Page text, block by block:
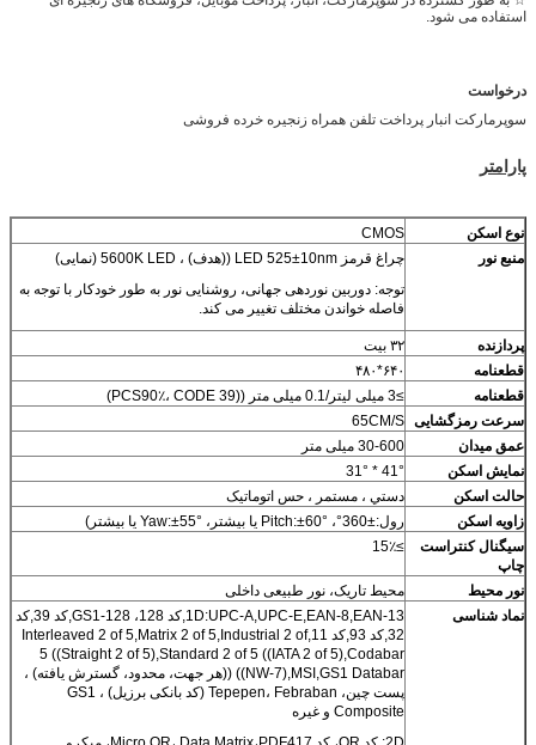
استفاده می شود.
درخواست
سوپرمارکت انبار پرداخت تلفن همراه زنجیره خرده فروشی
پارامتر
نوع اسکن
CMOS
منبع نور
چراغ قرمز LED 525±10nm ((هدف) ، 5600K LED (نمایی)
توجه: دوربین نوردهی جهانی، روشنایی نور به طور خودکار با توجه به
فاصله خواندن مختلف تغییر می کند.
پردازنده
۳۲ بیت
قطعنامه
۶۴۰*۴۸۰
قطعنامه
≥3 میلی لیتر/0.1 میلی متر ((PCS90٪، CODE 39)
سرعت رمزگشایی 65CM/S
عمق میدان
30-600 میلی متر
نمایش اسکن
41° * 31°
حالت اسکن
دستي ، مستمر ، حس اتوماتيک
زاویه اسکن
رول:±360°، Pitch:±60° یا بیشتر، Yaw:±55° یا بیشتر)
سیگنال کنتراست
چاپ
≥15٪
نور محیط
محیط تاریک، نور طبیعی داخلی
نماد شناسی
1D:UPC-A,UPC-E,EAN-8,EAN-13,کد 128، GS1-128,کد 39,کد
32,کد 93,کد 11,Interleaved 2 of 5,Matrix 2 of 5,Industrial 2 of
5 ((Straight 2 of 5),Standard 2 of 5 ((IATA 2 of 5),Codabar
((NW-7),MSI,GS1 Databar ((هر جهت، محدود، گسترش یافته) ،
پست چین، Tepepen، Febraban (کد بانکی برزیل) ، GS1
Composite و غیره